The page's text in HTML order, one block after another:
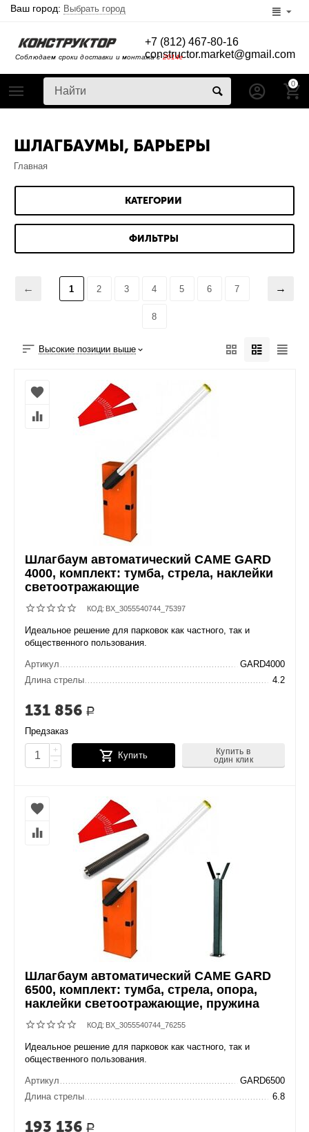
Ваш город: Выбрать город
Соблюдаем сроки доставки и монтажа с2014г
+7 (812) 467-80-16
constructor.market@gmail.com
0
ШЛАГБАУМЫ, БАРЬЕРЫ
Главная
КАТЕГОРИИ
ФИЛЬТРЫ
1 2 3 4 5 6 7
8
Высокие позиции выше
Шлагбаум автоматический CAME GARD
4000, комплект: тумба, стрела, наклейки
светоотражающие
КОД: BX_3055540744_75397
Идеальное решение для парковок как частного, так и
общественного пользования.
Артикул
GARD4000
Длина стрелы
4.2
131 856 Р
Предзаказ
+
−
Купить
Купить в
один клик
Шлагбаум автоматический CAME GARD
6500, комплект: тумба, стрела, опора,
наклейки светоотражающие, пружина
КОД: BX_3055540744_76255
Идеальное решение для парковок как частного, так и
общественного пользования.
Артикул
GARD6500
Длина стрелы
6.8
193 136 Р